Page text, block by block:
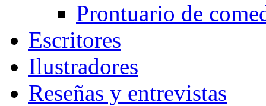
Prontuario de
Escritores
Ilustradores
Reseñas y entrevistas